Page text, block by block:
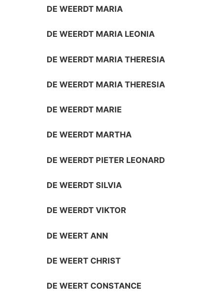
DE WEERDT MARIA
DE WEERDT MARIA LEONIA
DE WEERDT MARIA THERESIA
DE WEERDT MARIA THERESIA
DE WEERDT MARIE
DE WEERDT MARTHA
DE WEERDT PIETER LEONARD
DE WEERDT SILVIA
DE WEERDT VIKTOR
DE WEERT ANN
DE WEERT CHRIST
DE WEERT CONSTANCE